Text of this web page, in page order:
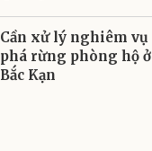
Cần xử lý nghiêm vụ
phá rừng phòng hộ ở
Bắc Kạn